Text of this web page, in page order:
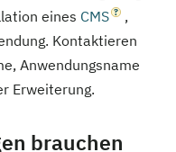
eines CMS
,
Kontaktieren
Anwendungsname
Erweiterung.
brauchen